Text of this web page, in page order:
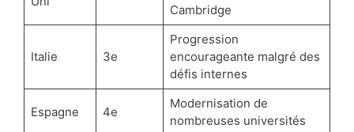
Cambridge
Italie 3e
Progression
encourageante malgré des
défis internes
Espagne 4e
Modernisation de
nombreuses universités